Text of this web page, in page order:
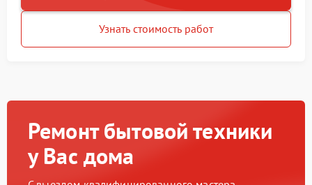
Узнать стоимость работ
Ремонт бытовой техники
у Вас дома